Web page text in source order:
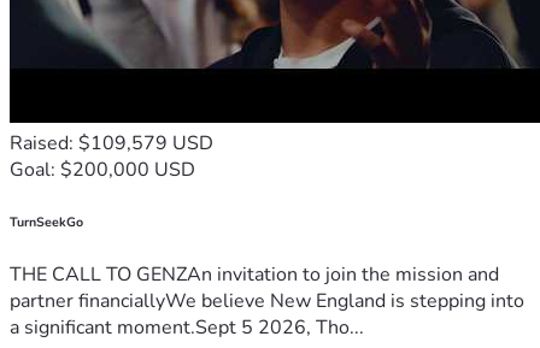
Raised: $109,579 USD
Goal: $200,000 USD
TurnSeekGo
THE CALL TO GENZAn invitation to join the mission and
partner financiallyWe believe New England is stepping into
a significant moment.Sept 5 2026, Tho...